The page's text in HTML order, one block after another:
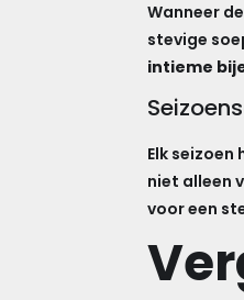
Wanneer
stevige
intieme
Elk
niet alleen
voor een